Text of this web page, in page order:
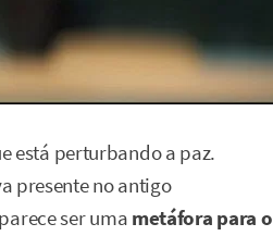
está perturbando a paz.
presente no antigo
ser uma metáfora para o